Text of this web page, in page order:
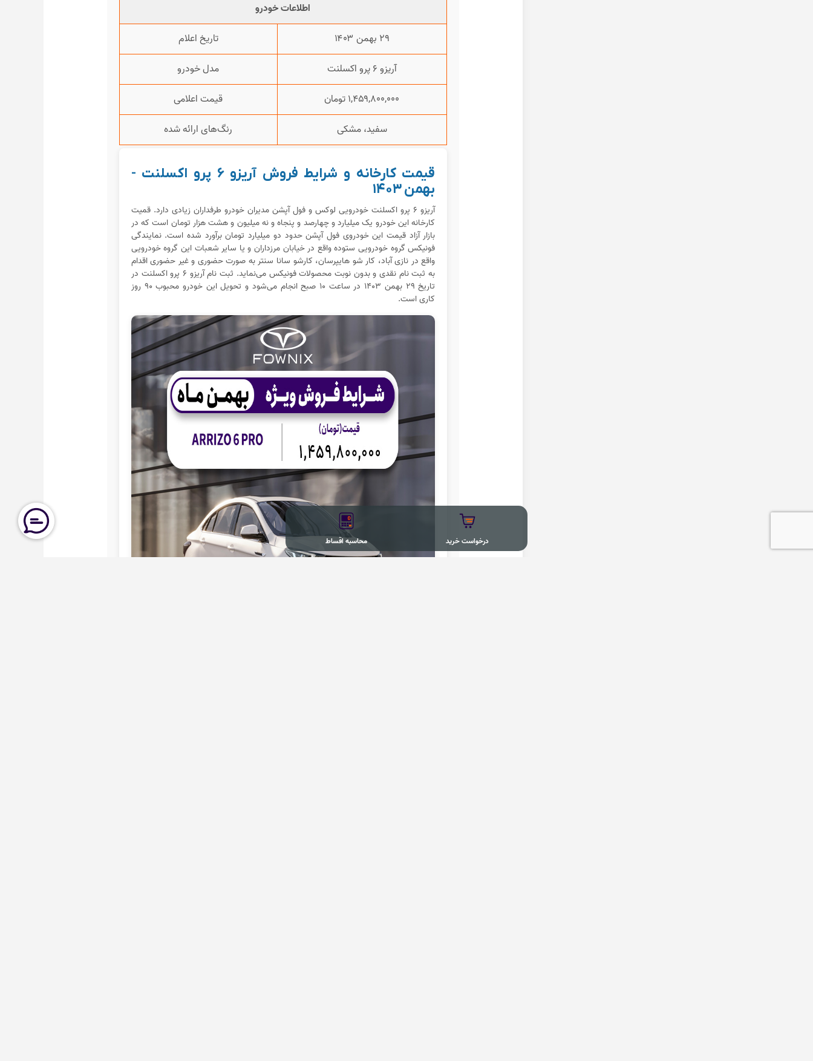
اطلاعات خودرو
۲۹ بهمن ۱۴۰۳
تاریخ اعلام
آریزو ۶ پرو اکسلنت
مدل خودرو
۱,۴۵۹,۸۰۰,۰۰۰ تومان
قیمت اعلامی
سفید، مشکی
رنگ‌های ارائه شده
قیمت کارخانه و شرایط فروش آریزو ۶ پرو اکسلنت -
بهمن ۱۴۰۳
آریزو ۶ پرو اکسلنت خودرویی لوکس و فول آپشن مدیران خودرو طرفداران زیادی دارد. قمیت
کارخانه این خودرو یک میلیارد و چهارصد و پنجاه و نه میلیون و هشت هزار تومان است که در
بازار آزاد قیمت این خودروی فول آپشن حدود دو میلیارد تومان برآورد شده است. نمایندگی
فونیکس گروه خودرویی ستوده واقع در خیابان مرزداران و یا سایر شعبات این گروه خودرویی
واقع در نازی آباد، کار شو هایپرسان، کارشو سانا سنتر به صورت حضوری و غیر حضوری اقدام
به ثبت نام نقدی و بدون نوبت محصولات فونیکس می‌نماید. ثبت نام آریزو ۶ پرو اکسلنت در
تاریخ ۲۹ بهمن ۱۴۰۳ در ساعت ۱۰ صبح انجام می‌شود و تحویل این خودرو محبوب ۹۰ روز
کاری است.
درخواست خرید محاسبه اقساط